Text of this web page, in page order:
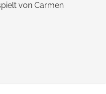
von Carmen